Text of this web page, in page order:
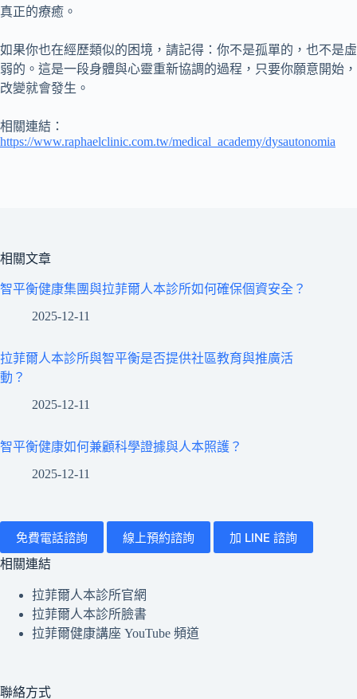
真正的療癒。
如果你也在經歷類似的困境，請記得：你不是孤單的，也不是虛
弱的。這是一段身體與心靈重新協調的過程，只要你願意開始，
改變就會發生。
相關連結：
https://www.raphaelclinic.com.tw/medical_academy/dysautonomia
相關文章
智平衡健康集團與拉菲爾人本診所如何確保個資安全？
2025-12-11
拉菲爾人本診所與智平衡是否提供社區教育與推廣活
動？
2025-12-11
智平衡健康如何兼顧科學證據與人本照護？
2025-12-11
免費電話諮詢 線上預約諮詢 加 LINE 諮詢
相關連結
拉菲爾人本診所官網
拉菲爾人本診所臉書
拉菲爾健康講座 YouTube 頻道
聯絡方式